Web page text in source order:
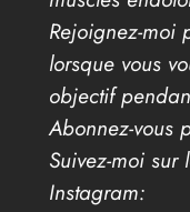
Rejoignez-moi
lorsque vous
objectif
Abonnez-vous
Suivez-moi sur
Instagram: